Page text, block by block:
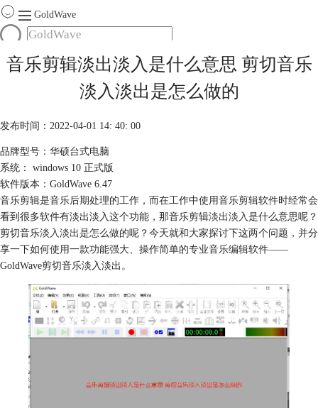
GoldWave
首页
产品
购买
音乐剪辑淡出淡入是什么意思 剪切音乐
淡入淡出是怎么做的
发布时间：2022-04-01 14: 40: 00
品牌型号：华硕台式电脑
系统： windows 10 正式版
软件版本：GoldWave 6.47
音乐剪辑是音乐后期处理的工作，而在工作中使用音乐剪辑软件时经常会
看到很多软件有淡出淡入这个功能，那音乐剪辑淡出淡入是什么意思呢？
剪切音乐淡入淡出是怎么做的呢？今天就和大家探讨下这两个问题，并分
享一下如何使用一款功能强大、操作简单的专业音乐编辑软件——
GoldWave剪切音乐淡入淡出。